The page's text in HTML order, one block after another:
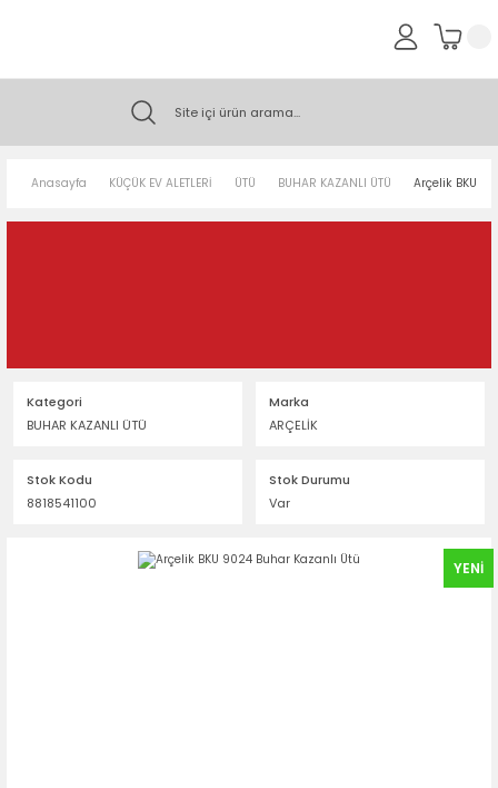
Anasayfa KÜÇÜK EV ALETLERİ ÜTÜ BUHAR KAZANLI ÜTÜ Arçelik BKU
Kategori
BUHAR KAZANLI ÜTÜ
Marka
ARÇELİK
Stok Kodu
8818541100
Stok Durumu
Var
YENİ